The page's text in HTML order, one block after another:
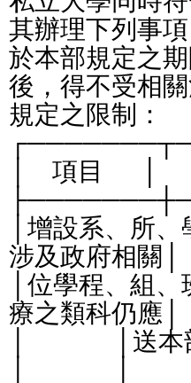
其辦理下列事項
於本部規定之
後，得不受相
規定之限制：
│    項目      │
│增設系、所
涉及政府相關│
│位學程、組
療之類科仍應│
│              │送本